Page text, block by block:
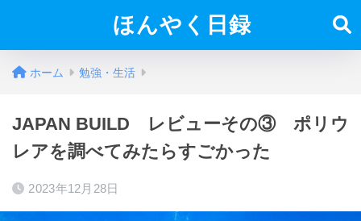
ほんやく日録
ホーム 勉強・生活
JAPAN BUILD レビューその③ ポリウ
レアを調べてみたらすごかった
2023年12月28日